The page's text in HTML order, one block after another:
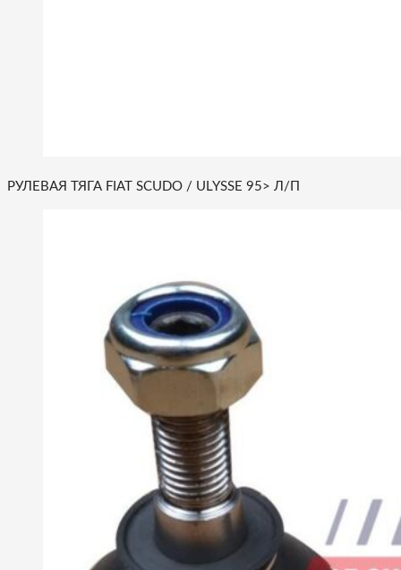
РУЛЕВАЯ ТЯГА FIAT SCUDO / ULYSSE 95> Л/П